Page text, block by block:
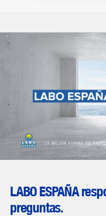
LABO ESPAÑA
preguntas.